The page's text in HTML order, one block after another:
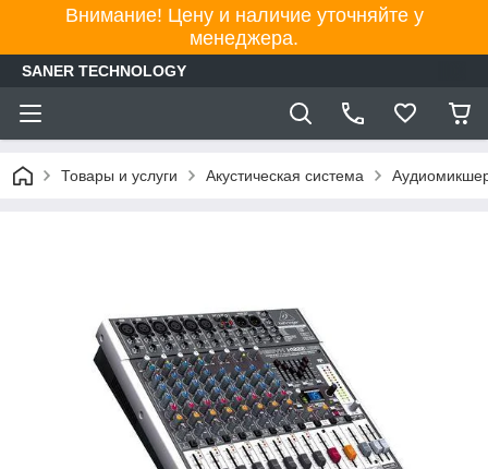
Внимание! Цену и наличие уточняйте у
менеджера.
SANER TECHNOLOGY
Товары и услуги Акустическая система